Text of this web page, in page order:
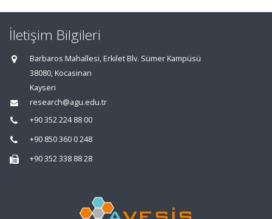
İletişim Bilgileri
Barbaros Mahallesi, Erkilet Blv. Sümer Kampüsü
38080, Kocasinan
Kayseri
research@agu.edu.tr
+90 352 224 88 00
+90 850 360 0 248
+90 352 338 88 28